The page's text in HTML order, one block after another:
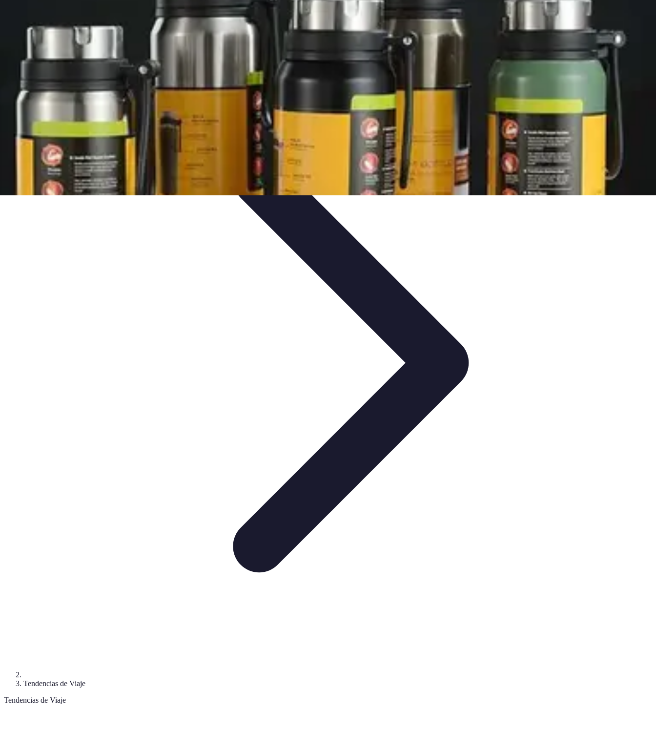
Destinos de AventuraDestinosTecnología y Gadgets
Viajes y Aventuras
Tendencias de Viaje
Tendencias de Viaje